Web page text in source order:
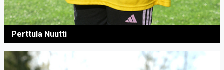
Perttula Nuutti